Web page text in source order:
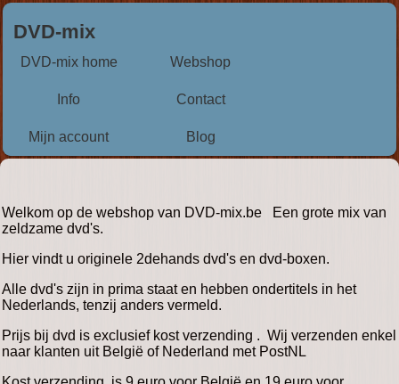
DVD-mix
DVD-mix home Webshop
Info Contact
Mijn account Blog
Welkom op de webshop van DVD-mix.be Een grote mix van
zeldzame dvd's.
Hier vindt u originele 2dehands dvd's en dvd-boxen.
Alle dvd's zijn in prima staat en hebben ondertitels in het
Nederlands, tenzij anders vermeld.
Prijs bij dvd is exclusief kost verzending . Wij verzenden enkel
naar klanten uit België of Nederland met PostNL